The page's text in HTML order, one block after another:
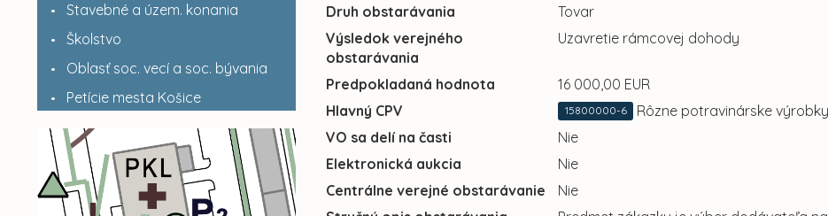
Stavebné a územ. konania
Školstvo
Oblasť soc. vecí a soc. bývania
Petície mesta Košice
Druh obstarávania
Tovar
Výsledok verejného
obstarávania
Uzavretie rámcovej dohody
Predpokladaná hodnota
16 000,00 EUR
Hlavný CPV
15800000-6
Rôzne potravinárske výrobky
VO sa delí na časti
Nie
Elektronická aukcia
Nie
Centrálne verejné obstarávanie
Nie